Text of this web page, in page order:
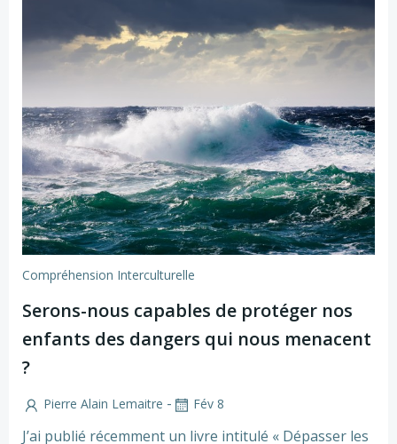
Compréhension Interculturelle
Serons-nous capables de protéger nos
enfants des dangers qui nous menacent
?
Pierre Alain Lemaitre - Fév 8
J’ai publié récemment un livre intitulé « Dépasser les